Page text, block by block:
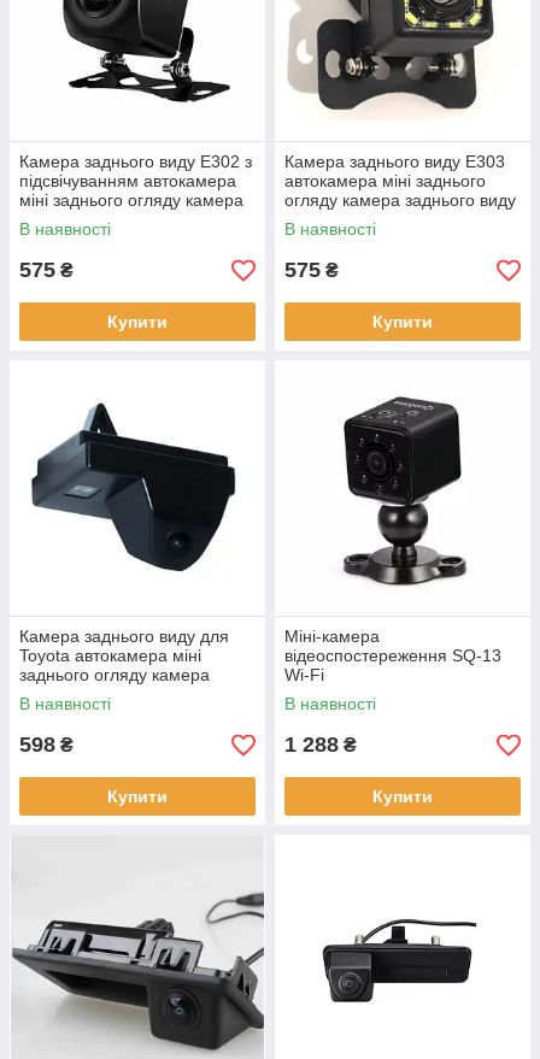
Камера заднього виду Е302 з
підсвічуванням автокамера
міні заднього огляду камера
заднього виду
В наявності
575 ₴
Купити
Камера заднього виду Е303
автокамера міні заднього
огляду камера заднього виду
В наявності
575 ₴
Купити
Камера заднього виду для
Toyota автокамера міні
заднього огляду камера
заднього виду
В наявності
598 ₴
Купити
Міні-камера
відеоспостереження SQ-13
Wi-Fi
В наявності
1 288 ₴
Купити